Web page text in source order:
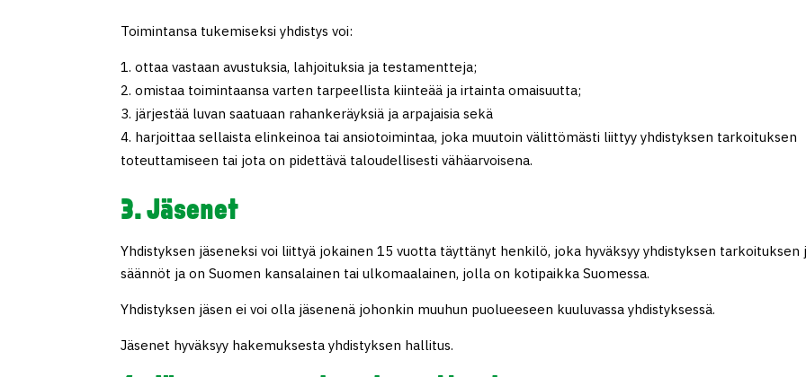
Toimintansa tukemiseksi yhdistys voi:
ottaa vastaan avustuksia, lahjoituksia ja testamentteja;
omistaa toimintaansa varten tarpeellista kiinteää ja irtainta omaisuutta;
järjestää luvan saatuaan rahankeräyksiä ja arpajaisia sekä
harjoittaa sellaista elinkeinoa tai ansiotoimintaa, joka muutoin välittömästi liittyy yhdistyksen tarkoituksen
toteuttamiseen tai jota on pidettävä taloudellisesti vähäarvoisena.
3. Jäsenet
Yhdistyksen jäseneksi voi liittyä jokainen 15 vuotta täyttänyt henkilö, joka hyväksyy yhdistyksen tarkoituksen
säännöt ja on Suomen kansalainen tai ulkomaalainen, jolla on kotipaikka Suomessa.
Yhdistyksen jäsen ei voi olla jäsenenä johonkin muuhun puolueeseen kuuluvassa yhdistyksessä.
Jäsenet hyväksyy hakemuksesta yhdistyksen hallitus.